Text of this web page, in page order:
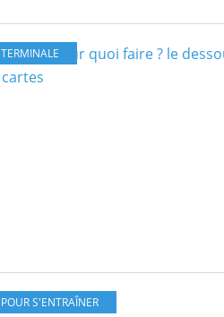
TERMINALE
POUR S'ENTRAÎNER